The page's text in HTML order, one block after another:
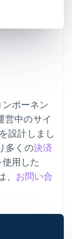
ポーネン
営中のサイ
設計しまし
多くの決済
用した
お問い合